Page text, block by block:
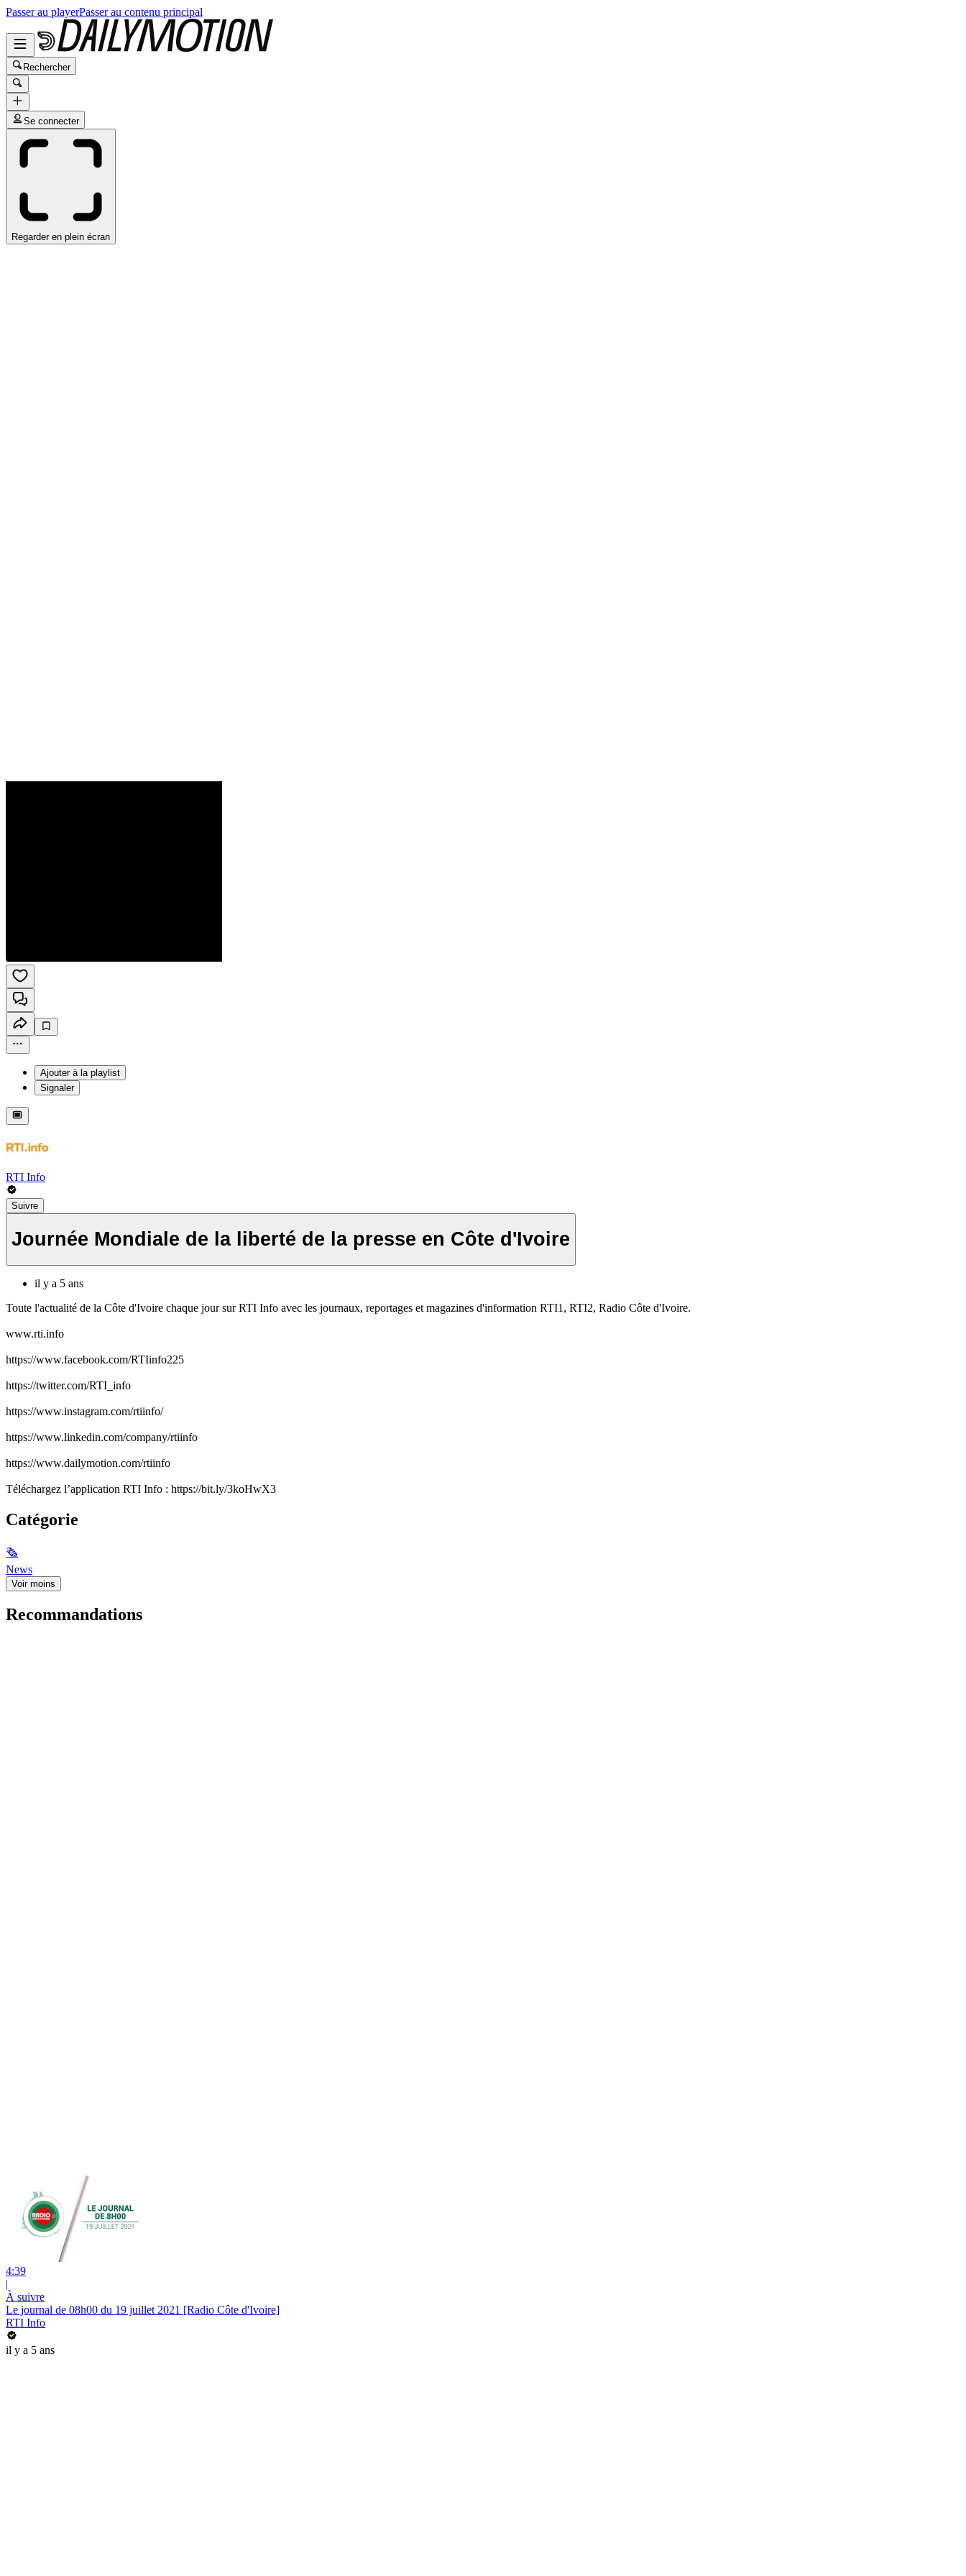
Passer au playerPasser au contenu principal
Rechercher
Se connecter
Regarder en plein écran
Ajouter à la playlist
Signaler
RTI Info
Suivre
Journée Mondiale de la liberté de la presse en Côte d'Ivoire
il y a 5 ans
Toute l'actualité de la Côte d'Ivoire chaque jour sur RTI Info avec les journaux, reportages et magazines d'information RTI1, RTI2, Radio Côte d'Ivoire.
www.rti.info
https://www.facebook.com/RTIinfo225​
https://twitter.com/RTI_info​
https://www.instagram.com/rtiinfo/​
https://www.linkedin.com/company/rtiinfo​
https://www.dailymotion.com/rtiinfo​
Téléchargez l’application RTI Info : https://bit.ly/3koHwX3
Catégorie
🗞
News
Voir moins
Recommandations
4:39
|
À suivre
Le journal de 08h00 du 19 juillet 2021 [Radio Côte d'Ivoire]
RTI Info
il y a 5 ans